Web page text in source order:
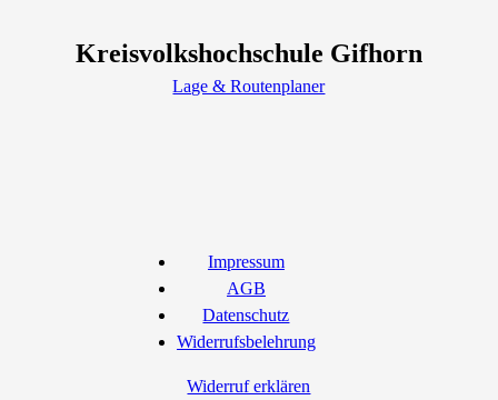
Kreisvolkshochschule Gifhorn
Lage & Routenplaner
Impressum
AGB
Datenschutz
Widerrufsbelehrung
Widerruf erklären